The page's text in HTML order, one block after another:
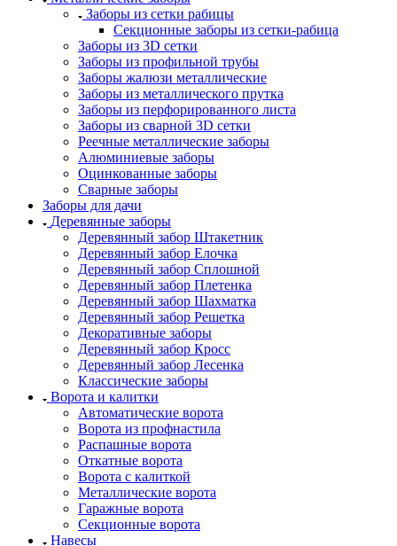
Заборы из сетки рабицы
Секционные заборы из сетки-рабица
Заборы из 3D сетки
Заборы из профильной трубы
Заборы жалюзи металлические
Заборы из металлического прутка
Заборы из перфорированного листа
Заборы из сварной 3D сетки
Реечные металлические заборы
Алюминиевые заборы
Оцинкованные заборы
Сварные заборы
Заборы для дачи
Деревянные заборы
Деревянный забор Штакетник
Деревянный забор Елочка
Деревянный забор Сплошной
Деревянный забор Плетенка
Деревянный забор Шахматка
Деревянный забор Решетка
Декоративные заборы
Деревянный забор Кросс
Деревянный забор Лесенка
Классические заборы
Ворота и калитки
Автоматические ворота
Ворота из профнастила
Распашные ворота
Откатные ворота
Ворота с калиткой
Металлические ворота
Гаражные ворота
Секционные ворота
Навесы